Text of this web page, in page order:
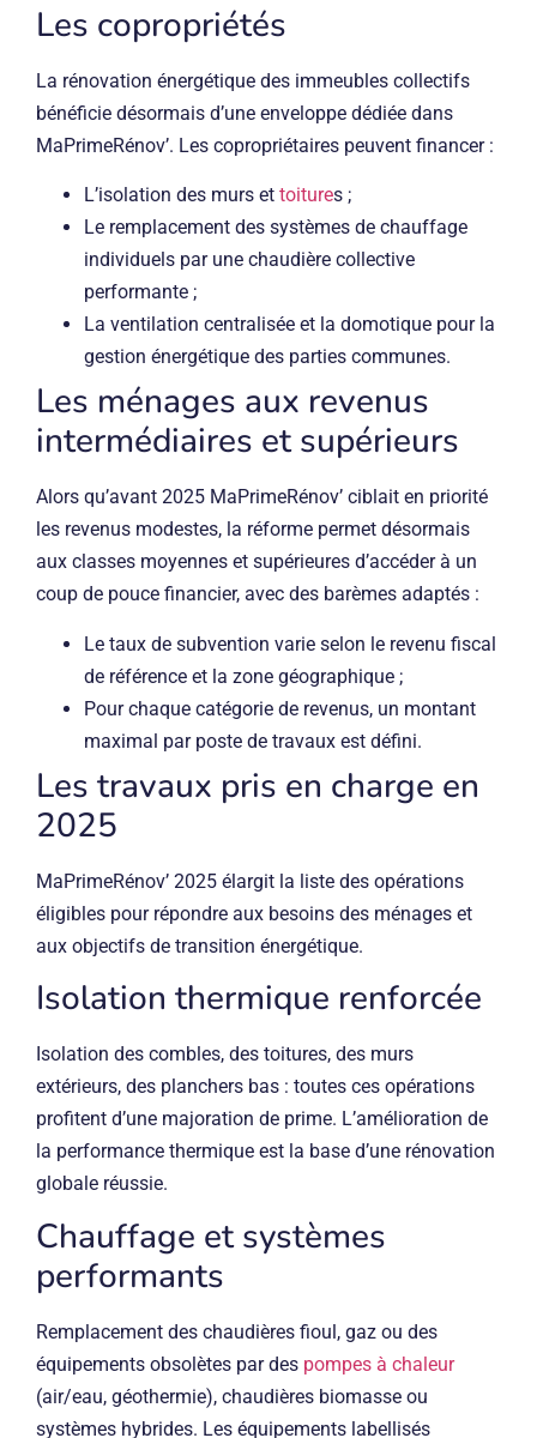
Les copropriétés
La rénovation énergétique des immeubles collectifs
bénéficie désormais d’une enveloppe dédiée dans
MaPrimeRénov’. Les copropriétaires peuvent financer :
L’isolation des murs et toitures ;
Le remplacement des systèmes de chauffage
individuels par une chaudière collective
performante ;
La ventilation centralisée et la domotique pour la
gestion énergétique des parties communes.
Les ménages aux revenus
intermédiaires et supérieurs
Alors qu’avant 2025 MaPrimeRénov’ ciblait en priorité
les revenus modestes, la réforme permet désormais
aux classes moyennes et supérieures d’accéder à un
coup de pouce financier, avec des barèmes adaptés :
Le taux de subvention varie selon le revenu fiscal
de référence et la zone géographique ;
Pour chaque catégorie de revenus, un montant
maximal par poste de travaux est défini.
Les travaux pris en charge en
2025
MaPrimeRénov’ 2025 élargit la liste des opérations
éligibles pour répondre aux besoins des ménages et
aux objectifs de transition énergétique.
Isolation thermique renforcée
Isolation des combles, des toitures, des murs
extérieurs, des planchers bas : toutes ces opérations
profitent d’une majoration de prime. L’amélioration de
la performance thermique est la base d’une rénovation
globale réussie.
Chauffage et systèmes
performants
Remplacement des chaudières fioul, gaz ou des
équipements obsolètes par des pompes à chaleur
(air/eau, géothermie), chaudières biomasse ou
systèmes hybrides. Les équipements labellisés